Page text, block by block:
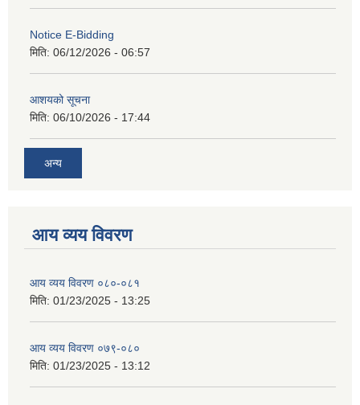
Notice E-Bidding
मिति: 06/12/2026 - 06:57
आशयको सूचना
मिति: 06/10/2026 - 17:44
अन्य
आय व्यय विवरण
आय व्यय विवरण ०८०-०८१
मिति: 01/23/2025 - 13:25
आय व्यय विवरण ०७९-०८०
मिति: 01/23/2025 - 13:12